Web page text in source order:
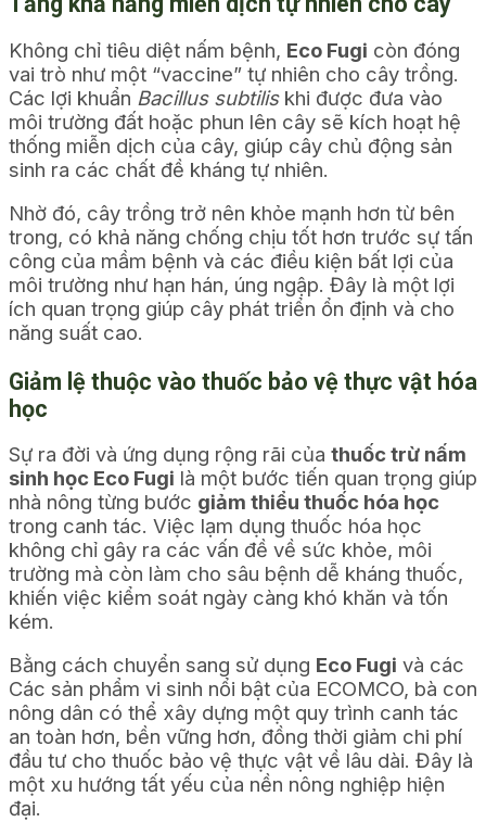
Không chỉ tiêu diệt nấm bệnh, Eco Fugi còn đóng
vai trò như một “vaccine” tự nhiên cho cây trồng.
Các lợi khuẩn Bacillus subtiliskhi được đưa vào
môi trường đất hoặc phun lên cây sẽ kích hoạt hệ
thống miễn dịch của cây, giúp cây chủ động sản
sinh ra các chất đề kháng tự nhiên.
Nhờ đó, cây trồng trở nên khỏe mạnh hơn từ bên
trong, có khả năng chống chịu tốt hơn trước sự tấn
công của mầm bệnh và các điều kiện bất lợi của
môi trường như hạn hán, úng ngập. Đây là một lợi
ích quan trọng giúp cây phát triển ổn định và cho
năng suất cao.
Giảm lệ thuộc vào thuốc bảo vệ thực vật hóa
học
Sự ra đời và ứng dụng rộng rãi của thuốc trừ nấm
sinh học Eco Fugi là một bước tiến quan trọng giúp
nhà nông từng bước giảm thiểu thuốc hóa học
trong canh tác. Việc lạm dụng thuốc hóa học
không chỉ gây ra các vấn đề về sức khỏe, môi
trường mà còn làm cho sâu bệnh dễ kháng thuốc,
khiến việc kiểm soát ngày càng khó khăn và tốn
kém.
Bằng cách chuyển sang sử dụng Eco Fugi và các
Các sản phẩm vi sinh nổi bật của ECOMCO, bà con
nông dân có thể xây dựng một quy trình canh tác
an toàn hơn, bền vững hơn, đồng thời giảm chi phí
đầu tư cho thuốc bảo vệ thực vật về lâu dài. Đây là
một xu hướng tất yếu của nền nông nghiệp hiện
đại.